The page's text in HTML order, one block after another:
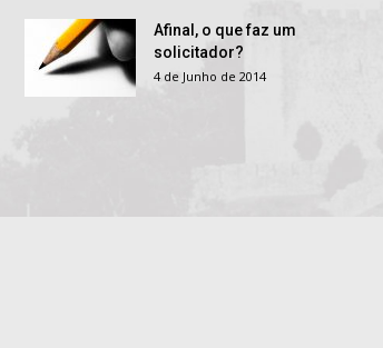
Afinal, o que faz um
solicitador?
4 de Junho de 2014